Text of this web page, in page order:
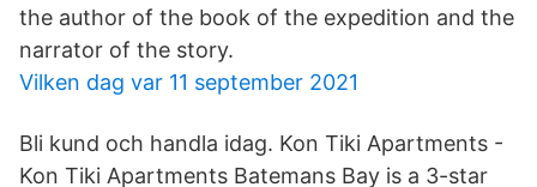
the author of the book of the expedition and the
narrator of the story.
Vilken dag var 11 september 2021
Bli kund och handla idag. Kon Tiki Apartments -
Kon Tiki Apartments Batemans Bay is a 3-star